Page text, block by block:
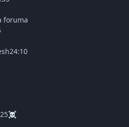
foruma
☠️